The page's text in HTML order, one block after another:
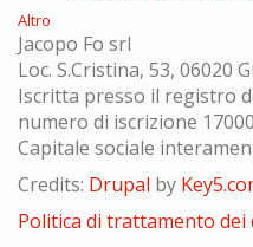
Altro
Jacopo Fo srl
Loc. S.Cristina, 53, 06020
Iscritta presso il registro
numero di iscrizione
Capitale sociale
Credits: Drupal by
Politica di trattamento